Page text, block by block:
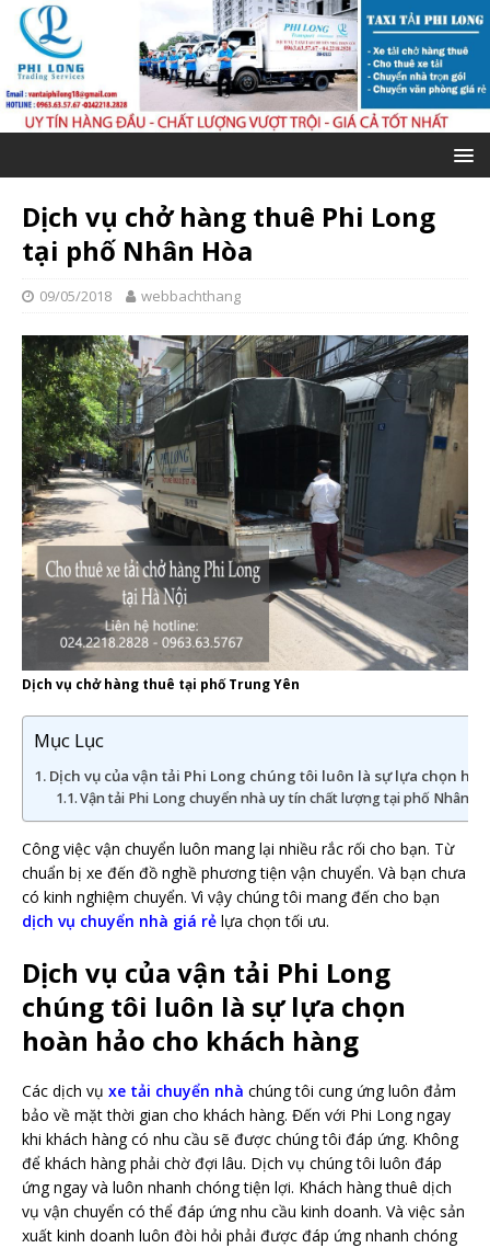
Dịch vụ chở hàng thuê Phi Long
tại phố Nhân Hòa
09/05/2018 webbachthang
Dịch vụ chở hàng thuê tại phố Trung Yên
Mục Lục
Dịch vụ của vận tải Phi Long chúng tôi luôn là sự lựa chọn
Vận tải Phi Long chuyển nhà uy tín chất lượng tại phố Nhân
Công việc vận chuyển luôn mang lại nhiều rắc rối cho bạn. Từ
chuẩn bị xe đến đồ nghề phương tiện vận chuyển. Và bạn chưa
có kinh nghiệm chuyển. Vì vậy chúng tôi mang đến cho bạn
dịch vụ chuyển nhà giá rẻ lựa chọn tối ưu.
Dịch vụ của vận tải Phi Long
chúng tôi luôn là sự lựa chọn
hoàn hảo cho khách hàng
Các dịch vụ xe tải chuyển nhà chúng tôi cung ứng luôn đảm
bảo về mặt thời gian cho khách hàng. Đến với Phi Long ngay
khi khách hàng có nhu cầu sẽ được chúng tôi đáp ứng. Không
để khách hàng phải chờ đợi lâu. Dịch vụ chúng tôi luôn đáp
ứng ngay và luôn nhanh chóng tiện lợi. Khách hàng thuê dịch
vụ vận chuyển có thể đáp ứng nhu cầu kinh doanh. Và việc sản
xuất kinh doanh luôn đòi hỏi phải được đáp ứng nhanh chóng